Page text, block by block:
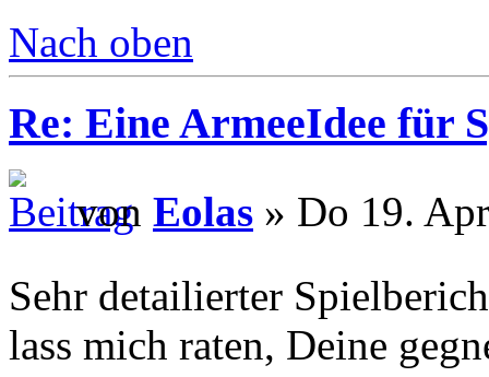
Nach oben
Re: Eine ArmeeIdee für
von Eolas » Do 19.
Sehr detailierter
lass mich raten, Deine